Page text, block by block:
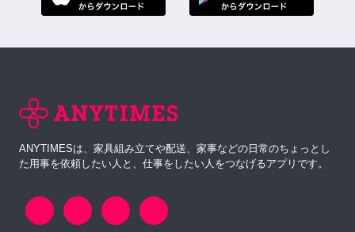
ANYTIMESは、家具組み立てや配送、家事などの日常のちょっとし
た用事を依頼したい人と、仕事をしたい人をつなげるアプリです。